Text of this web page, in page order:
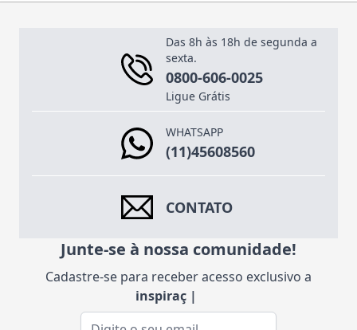
Das 8h às 18h de segunda a
sexta.
0800-606-0025
Ligue Grátis
WHATSAPP
(11)45608560
CONTATO
Junte-se à nossa comunidade!
Cadastre-se para receber acesso exclusivo a
inspirações
Endereço de e-mail